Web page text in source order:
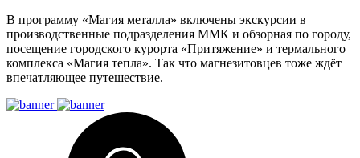
В программу «Магия металла» включены экскурсии в
производственные подразделения ММК и обзорная по городу,
посещение городского курорта «Притяжение» и термального
комплекса «Магия тепла». Так что магнезитовцев тоже ждёт
впечатляющее путешествие.